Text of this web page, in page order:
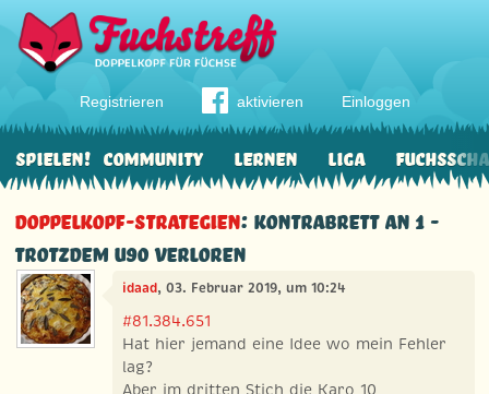
Registrieren aktivieren Einloggen
Community Lernen Liga
Spielen!
Doppelkopf-Strategien: Kontrabrett an 1 -
trotzdem u90 verloren
idaad, 03. Februar 2019, um 10:24
#81.384.651
Hat hier jemand eine Idee wo mein Fehler
lag?
Aber im dritten Stich die Karo 10